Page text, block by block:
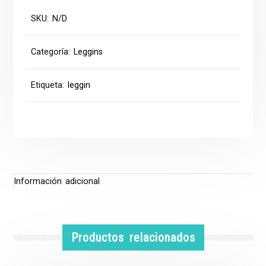
SKU: N/D
Categoría: Leggins
Etiqueta: leggin
Información adicional
Productos relacionados